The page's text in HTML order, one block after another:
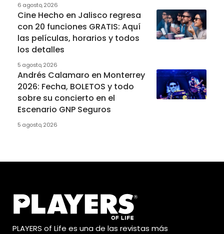
6 agosto, 2026
Cine Hecho en Jalisco regresa
con 20 funciones GRATIS: Aquí
las películas, horarios y todos
los detalles
5 agosto, 2026
Andrés Calamaro en Monterrey
2026: Fecha, BOLETOS y todo
sobre su concierto en el
Escenario GNP Seguros
5 agosto, 2026
PLAYERS of Life es una de las revistas más